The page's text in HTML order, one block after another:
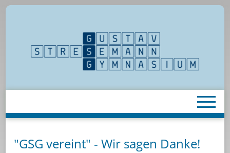
"GSG vereint" - Wir sagen Danke!